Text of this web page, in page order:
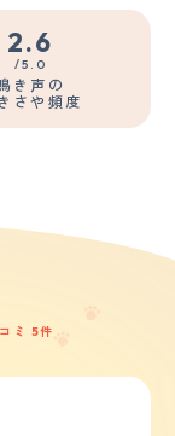
2.6
/5.0
き声の
さや頻度
ミ 5件